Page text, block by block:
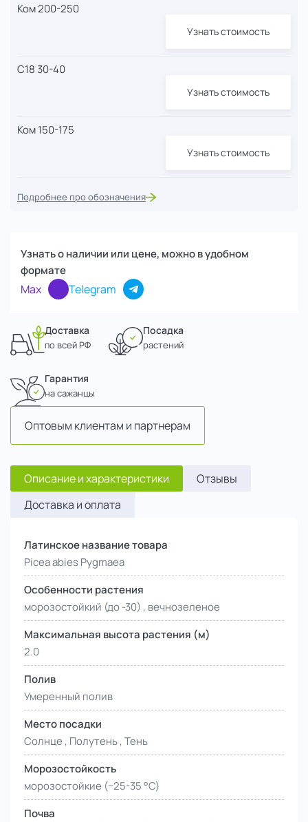
Ком 200-250
Узнать стоимость
С18 30-40
Узнать стоимость
Ком 150-175
Узнать стоимость
Подробнее про обозначения
Узнать о наличии или цене, можно в удобном
формате
Max Telegram
Доставка
по всей РФ
Посадка
растений
Гарантия
на сажанцы
Оптовым клиентам и партнерам
Описание и характеристики
Отзывы
Доставка и оплата
Латинское название товара
Picea abies Pygmaea
Особенности растения
морозостойкий (до -30) , вечнозеленое
Максимальная высота растения (м)
2.0
Полив
Умеренный полив
Место посадки
Солнце , Полутень , Тень
Морозостойкость
морозостойкие (−25-35 °С)
Почва